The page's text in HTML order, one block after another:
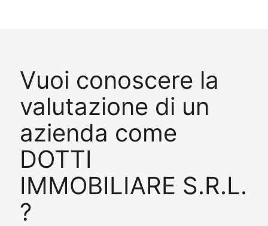
Vuoi conoscere la
valutazione di un
azienda come
DOTTI
IMMOBILIARE S.R.L.
?